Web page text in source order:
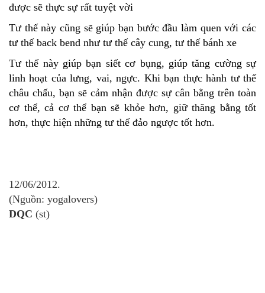
được sẽ thực sự rất tuyệt vời
Tư thế này cũng sẽ giúp bạn bước đầu làm quen với các
tư thế back bend như tư thế cây cung, tư thế bánh xe
Tư thế này giúp bạn siết cơ bụng, giúp tăng cường sự
linh hoạt của lưng, vai, ngực. Khi bạn thực hành tư thế
châu chấu, bạn sẽ cảm nhận được sự cân bằng trên toàn
cơ thể, cả cơ thể bạn sẽ khỏe hơn, giữ thăng bằng tốt
hơn, thực hiện những tư thế đảo ngược tốt hơn.
12/06/2012.
(Nguồn: yogalovers)
DQC (st)